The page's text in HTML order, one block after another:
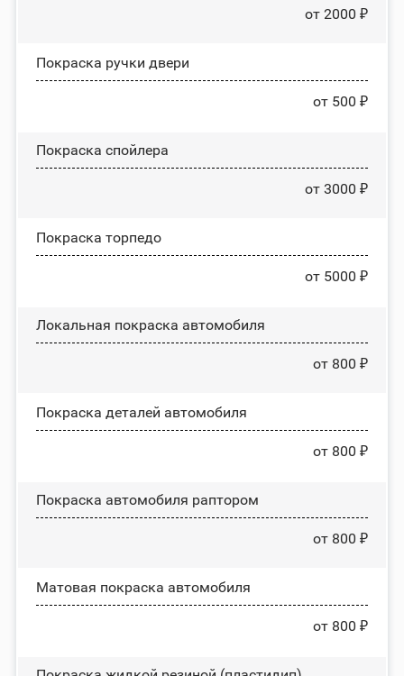
от 2000 ₽
Покраска ручки двери
от 500 ₽
Покраска спойлера
от 3000 ₽
Покраска торпедо
от 5000 ₽
Локальная покраска автомобиля
от 800 ₽
Покраска деталей автомобиля
от 800 ₽
Покраска автомобиля раптором
от 800 ₽
Матовая покраска автомобиля
от 800 ₽